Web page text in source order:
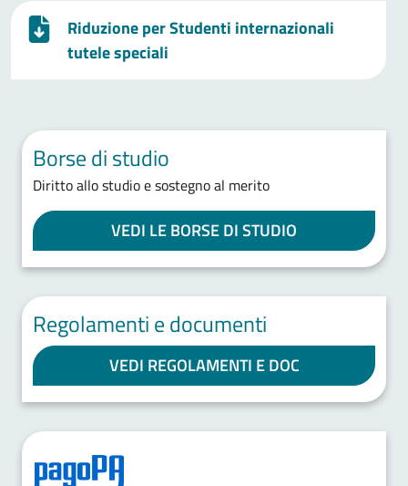
Riduzione per Studenti internazionali
tutele speciali
Borse di studio
Diritto allo studio e sostegno al merito
VEDI LE BORSE DI STUDIO
Regolamenti e documenti
VEDI REGOLAMENTI E DOC